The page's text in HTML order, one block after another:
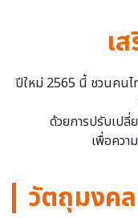
เ
ปีใหม่ 2565 นี้ ชวนคนไ
ด้วยการปรับเป
เพื่อคว
วัตถุมงคล